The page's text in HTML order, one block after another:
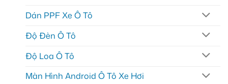
Dán PPF Xe Ô Tô
Độ Đèn Ô Tô
Độ Loa Ô Tô
Màn Hình Android Ô Tô Xe Hơi